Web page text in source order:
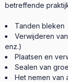
betreffende
Tanden bleken
Verwijderen
enz.)
Plaatsen en
Sealen van
Het nemen van